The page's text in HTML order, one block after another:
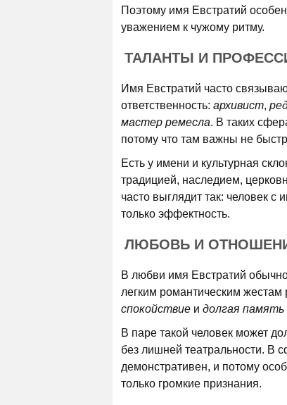
Поэтому имя Евстратий
уважением к чужому ритму.
ТАЛАНТЫ И
Имя Евстратий часто
ответственность: архивист,
мастер ремесла. В таких
потому что там важны не
Есть у имени и культурная
традицией, наследием,
часто выглядит так: человек
только эффектность.
ЛЮБОВЬ И
В любви имя Евстратий обычно
легким романтическим
спокойствие и долгая память
В паре такой человек может
без лишней театральности. В
демонстративен, и потому
только громкие признания.